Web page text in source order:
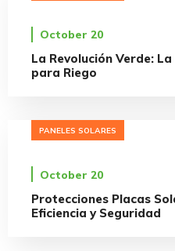
October 20
La Revolución Verde:
para Riego
PANELES SOLARES
October 20
Protecciones Placas
Eficiencia y Seguridad